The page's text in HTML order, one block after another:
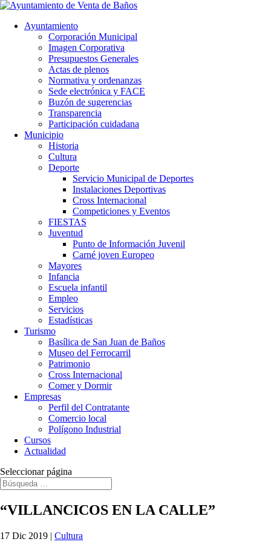
Ayuntamiento
Corporación Municipal
Imagen Corporativa
Presupuestos Generales
Actas de plenos
Normativa y ordenanzas
Sede electrónica y FACE
Buzón de sugerencias
Transparencia
Participación cuidadana
Municipio
Historia
Cultura
Deporte
Servicio Municipal de Deportes
Instalaciones Deportivas
Cross Internacional
Competiciones y Eventos
FIESTAS
Juventud
Punto de Información Juvenil
Carné joven Europeo
Mayores
Infancia
Escuela infantil
Empleo
Servicios
Estadísticas
Turismo
Basílica de San Juan de Baños
Museo del Ferrocarril
Patrimonio
Cross Internacional
Comer y Dormir
Empresas
Perfil del Contratante
Comercio local
Polígono Industrial
Cursos
Actualidad
Seleccionar página
“VILLANCICOS EN LA CALLE”
17 Dic 2019 | Cultura